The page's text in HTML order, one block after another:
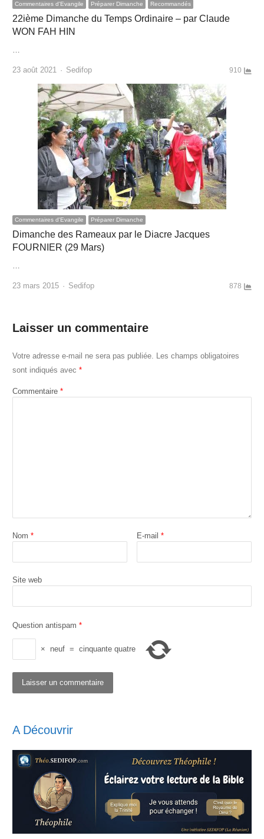
Commentaires d'Evangile Préparer Dimanche Recommandés
22ième Dimanche du Temps Ordinaire – par Claude
WON FAH HIN
…
23 août 2021 Author
Sedifop 910
Commentaires d'Evangile Préparer Dimanche
Dimanche des Rameaux par le Diacre Jacques
FOURNIER (29 Mars)
…
23 mars 2015 Author
Sedifop 878
Laisser un commentaire
Votre adresse e-mail ne sera pas publiée.
Les champs obligatoires
sont indiqués avec *
Commentaire *
Nom * E-mail*
Site web
Question antispam *
× neuf = cinquante quatre
A Découvrir